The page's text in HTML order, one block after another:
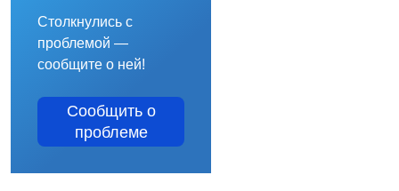
Столкнулись с
проблемой —
сообщите о ней!
Сообщить о
проблеме